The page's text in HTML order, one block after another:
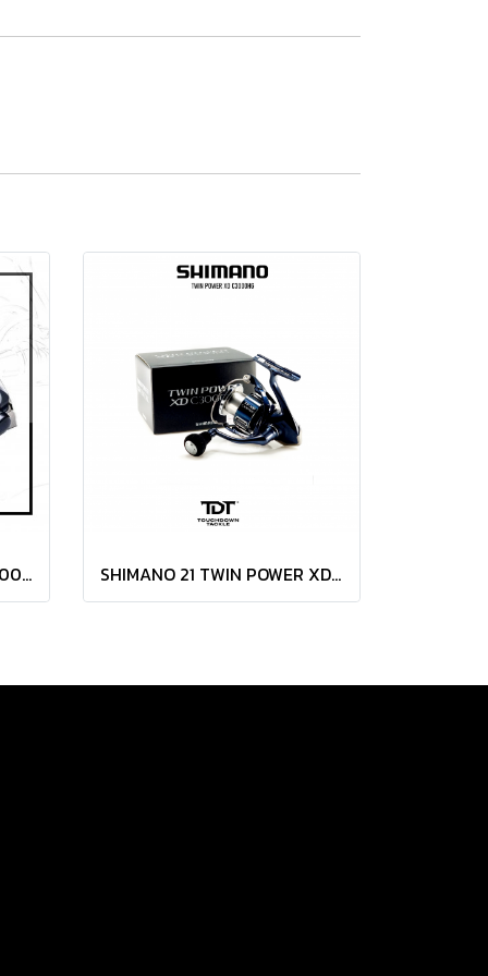
SHIMANO 20 STELLA SW 4000HG ยอดนิยม ขายดีอับดับต้นๆ + ประกัน EASTERN SHIMANO 21 TWIN POWER XD ยอดนิยม รองท๊อปใช้งานดีมาก + ประกัน EASTERN